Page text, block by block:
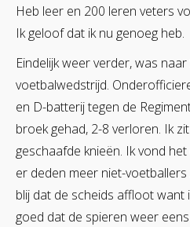
Heb leer en 200 leren veters
Ik geloof dat ik nu genoeg heb.
Eindelijk weer verder, was
voetbalwedstrijd.
en D-batterij tegen de
broek gehad, 2-8 verloren. Ik
geschaafde knieën. Ik vond
er deden meer niet-
blij dat de scheids affloot want
goed dat de spieren weer